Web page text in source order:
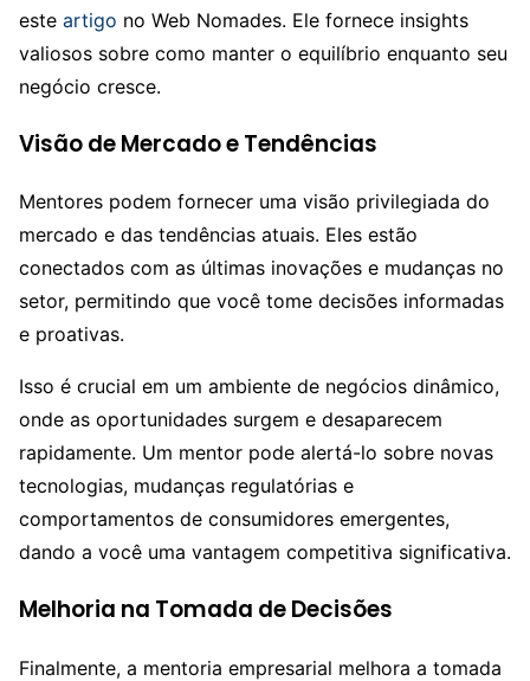
este artigo no Web Nomades. Ele fornece insights
valiosos sobre como manter o equilíbrio enquanto seu
negócio cresce.
Visão de Mercado e Tendências
Mentores podem fornecer uma visão privilegiada do
mercado e das tendências atuais. Eles estão
conectados com as últimas inovações e mudanças no
setor, permitindo que você tome decisões informadas
e proativas.
Isso é crucial em um ambiente de negócios dinâmico,
onde as oportunidades surgem e desaparecem
rapidamente. Um mentor pode alertá-lo sobre novas
tecnologias, mudanças regulatórias e
comportamentos de consumidores emergentes,
dando a você uma vantagem competitiva significativa.
Melhoria na Tomada de Decisões
Finalmente, a mentoria empresarial melhora a tomada